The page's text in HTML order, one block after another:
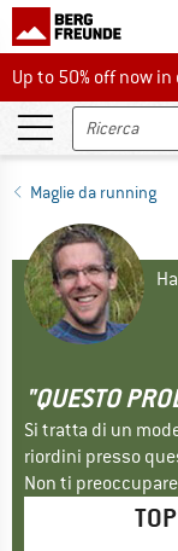
Up to 50% off now in
Up to 50% off now
Maglie da running
"QUESTO
Si tratta di un
riordini presso
Non ti